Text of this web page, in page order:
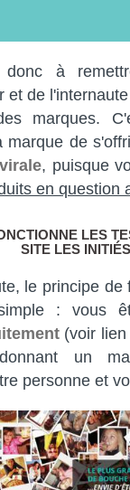
à
et de
marques.
marque de
, puisque
en question
LES
SITE LES
le principe de
simple : vous
(voir lien
un
personne et